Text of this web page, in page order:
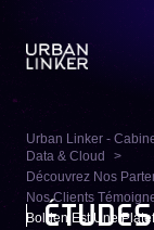
Urban Linker -
Data & Cloud
Découvrez Nos
Nos Clients
Bolden Est Une